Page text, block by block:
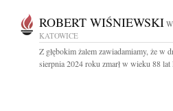
ROBERT WIŚNIEWSKI
KATOWICE
Z głębokim żalem zawiadamiamy, że w
sierpnia 2024 roku zmarł w wieku 88 lat